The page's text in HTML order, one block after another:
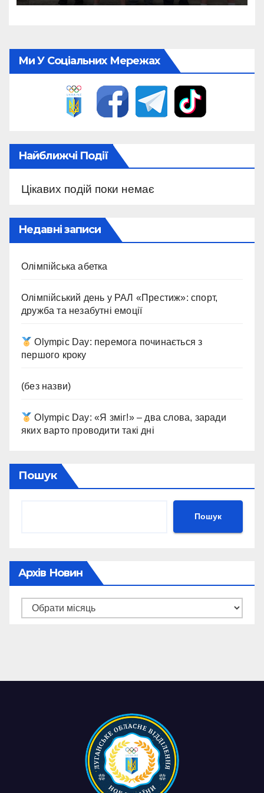
Ми У Соціальних Мережах
Найближчі Події
Цікавих подій поки немає
Недавні записи
Олімпійська абетка
Олімпійський день у РАЛ «Престиж»: спорт,
дружба та незабутні емоції
Olympic Day: перемога починається з
першого кроку
(без назви)
Olympic Day: «Я зміг!» – два слова, заради
яких варто проводити такі дні
Пошук
Пошук
Архів Новин
Архів